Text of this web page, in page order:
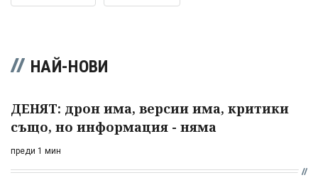
НАЙ-НОВИ
ДЕНЯТ: дрон има, версии има, критики
също, но информация - няма
преди 1 мин